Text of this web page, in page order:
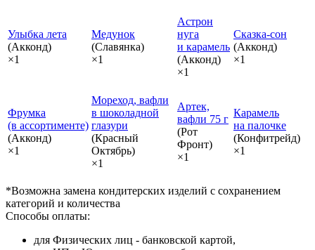
Улыбка лета
(Акконд)
×1
Медунок
(Славянка)
×1
Астрон
нуга
и карамель
(Акконд)
×1
Сказка‑сон
(Акконд)
×1
Фрумка
(в ассортименте)
(Акконд)
×1
Мореход, вафли
в шоколадной
глазури
(Красный
Октябрь)
×1
Артек,
вафли 75 г
(Рот
Фронт)
×1
Карамель
на палочке
(Конфитрейд)
×1
*Возможна замена кондитерских изделий с сохранением
категорий и количества
Способы оплаты:
для Физических лиц - банковской картой,